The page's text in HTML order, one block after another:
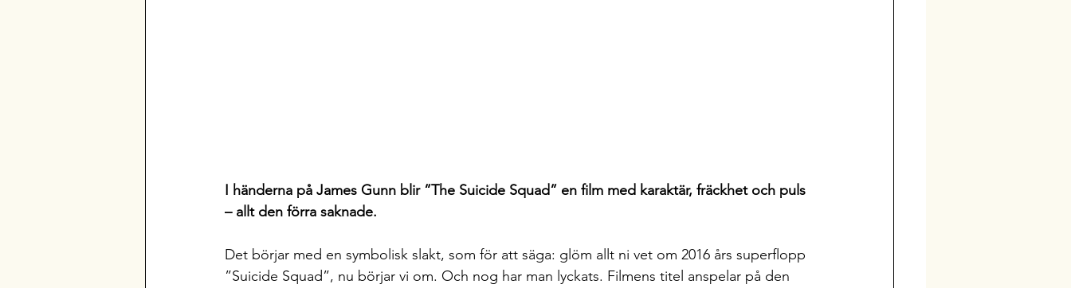
I händerna på James Gunn blir ”The Suicide Squad” en film med karaktär, fräckhet och puls
– allt den förra saknade.
Det börjar med en symbolisk slakt, som för att säga: glöm allt ni vet om 2016 års superflopp
”Suicide Squad”, nu börjar vi om. Och nog har man lyckats. Filmens titel anspelar på den